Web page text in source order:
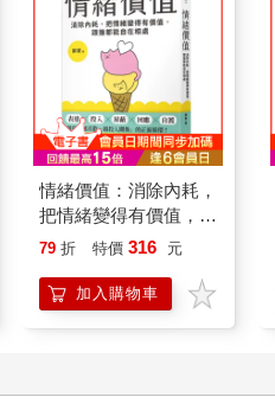
情緒價值：消除內耗，
把情緒變得有價值，跟
誰都能自在相處
79 折 特價 316 元
加入購物車